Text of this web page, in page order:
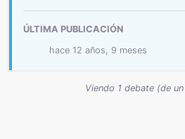
Viendo 1 debate (de
ÚLTIMA PUBLICACIÓN
hace 12 años, 9 meses